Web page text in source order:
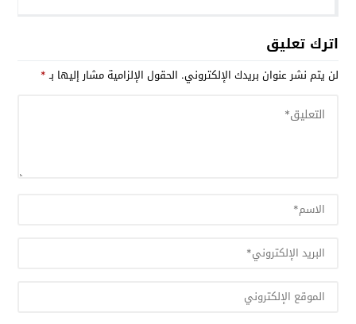
اترك تعليق
لن يتم نشر عنوان بريدك الإلكتروني. الحقول الإلزامية مشار إليها بـ*